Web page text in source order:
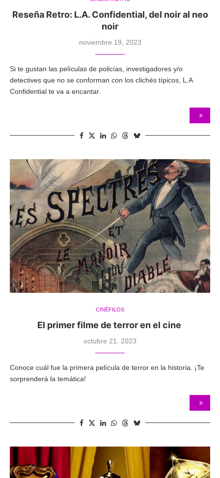
Reseña Retro: L.A. Confidential, del noir al neo
noir
noviembre 19, 2023
Si te gustan las películas de policías, investigadores y/o
detectives que no se conforman con los clichés típicos, L.A
Confidential te va a encantar.
CINÉFILOS
El primer filme de terror en el cine
octubre 21, 2023
Conoce cuál fue la primera película de terror en la historia. ¡Te
sorprenderá la temática!